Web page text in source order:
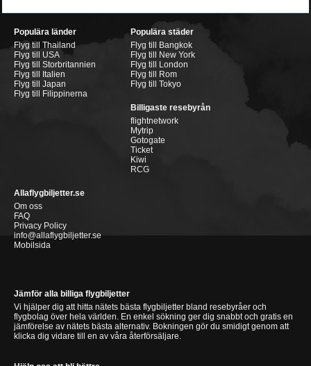
Populära länder
Flyg till Thailand
Flyg till USA
Flyg till Storbritannien
Flyg till Italien
Flyg till Japan
Flyg till Filippinerna
Populära städer
Flyg till Bangkok
Flyg till New York
Flyg till London
Flyg till Rom
Flyg till Tokyo
Billigaste resebyrån
flightnetwork
Mytrip
Gotogate
Ticket
Kiwi
RCG
Allaflygbiljetter.se
Om oss
FAQ
Privacy Policy
info@allaflygbiljetter.se
Mobilsida
Jämför alla billiga flygbiljetter
Vi hjälper dig att hitta nätets bästa flygbiljetter bland resebyråer och
flygbolag över hela världen. En enkel sökning ger dig snabbt och gratis en
jämförelse av nätets bästa alternativ. Bokningen gör du smidigt genom att
klicka dig vidare till en av våra återförsäljare.